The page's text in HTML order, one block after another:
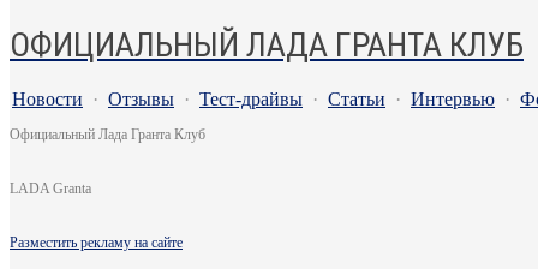
ОФИЦИАЛЬНЫЙ ЛАДА ГРАНТА КЛУБ
Новости · Отзывы · Тест-драйвы · Статьи · Интервью ·
Официальный Лада Гранта Клуб
LADA Granta
Разместить рекламу на сайте